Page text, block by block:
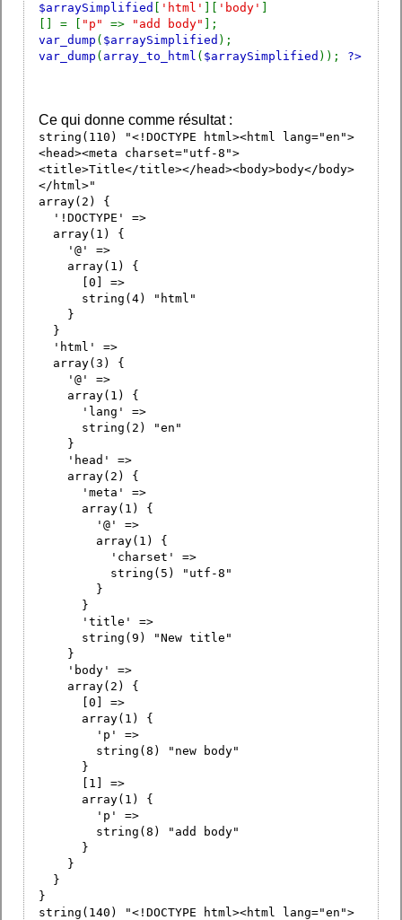
$arraySimplified [ 'html' ][ 'body' ]
[] = [ "p" => "add body" ];
var_dump ( $arraySimplified );
var_dump ( array_to_html ( $arraySimplified )); ?>
Ce qui donne comme résultat :
string(110) "<!DOCTYPE html><html lang="en">
<head><meta charset="utf-8">
<title>Title</title></head><body>body</body>
</html>"
array(2) {
'!DOCTYPE' =>
array(1) {
'@' =>
array(1) {
[0] =>
string(4) "html"
}
}
'html' =>
array(3) {
'@' =>
array(1) {
'lang' =>
string(2) "en"
}
'head' =>
array(2) {
'meta' =>
array(1) {
'@' =>
array(1) {
'charset' =>
string(5) "utf-8"
}
}
'title' =>
string(9) "New title"
}
'body' =>
array(2) {
[0] =>
array(1) {
'p' =>
string(8) "new body"
}
[1] =>
array(1) {
'p' =>
string(8) "add body"
}
}
}
}
string(140) "<!DOCTYPE html><html lang="en">